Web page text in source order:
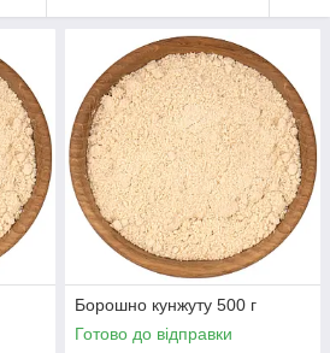
Борошно кунжуту 500 г
Готово до відправки